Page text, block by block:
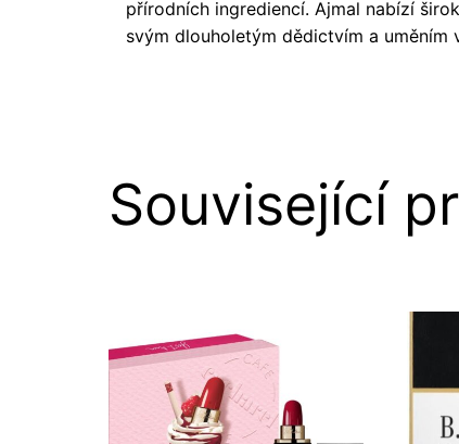
přírodních ingrediencí. Ajmal nabízí
svým dlouholetým dědictvím a uměním
Související